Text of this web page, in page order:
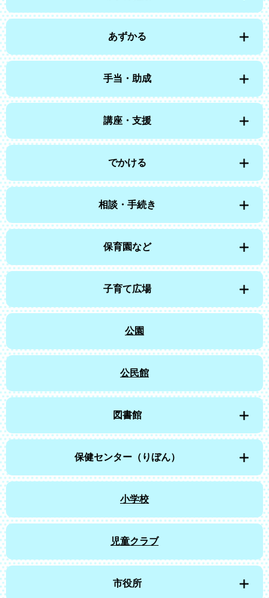
あずかる
手当・助成
講座・支援
でかける
相談・手続き
保育園など
子育て広場
公園
公民館
図書館
保健センター（りぼん）
小学校
児童クラブ
市役所